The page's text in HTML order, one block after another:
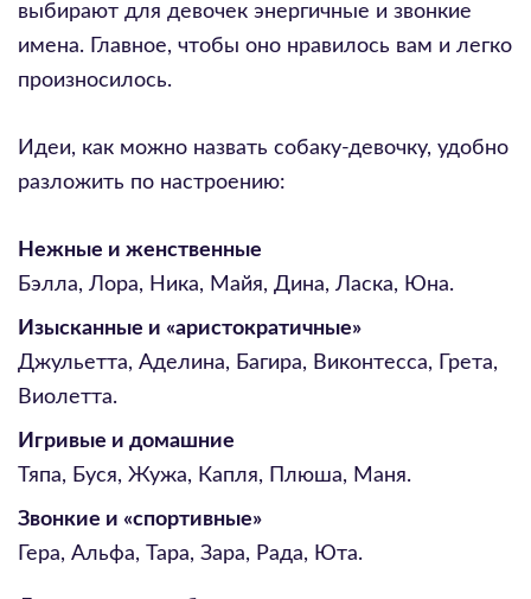
выбирают для девочек энергичные и звонкие
имена. Главное, чтобы оно нравилось вам и легко
произносилось.
Идеи, как можно назвать собаку-девочку, удобно
разложить по настроению:
Нежные и женственные
Бэлла, Лора, Ника, Майя, Дина, Ласка, Юна.
Изысканные и «аристократичные»
Джульетта, Аделина, Багира, Виконтесса, Грета,
Виолетта.
Игривые и домашние
Тяпа, Буся, Жужа, Капля, Плюша, Маня.
Звонкие и «спортивные»
Гера, Альфа, Тара, Зара, Рада, Юта.